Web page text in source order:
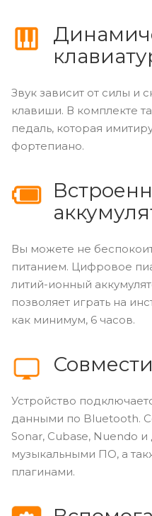
Звук зависит от силы и
клавиши. В комплекте
педаль, которая
фортепиано.
Вы можете не
питанием. Цифровое
литий-ионный
позволяет играть на
как минимум, 6 часов.
Устройство
данными по Bluetooth.
Sonar, Cubase, Nuendo
музыкальными ПО, а
плагинами.